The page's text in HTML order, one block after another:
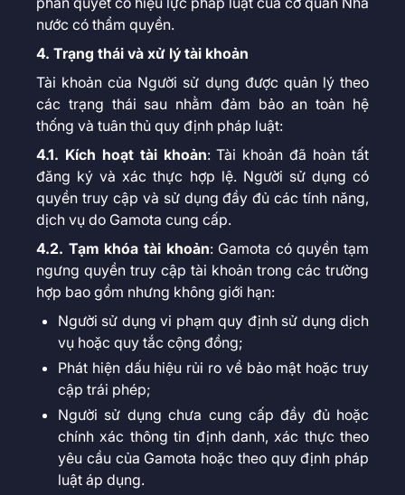
nước có thẩm quyền.
4. Trạng thái và xử lý tài khoản
Tài khoản của Người sử dụng được quản lý theo
các trạng thái sau nhằm đảm bảo an toàn hệ
thống và tuân thủ quy định pháp luật:
4.1. Kích hoạt tài khoản: Tài khoản đã hoàn tất
đăng ký và xác thực hợp lệ. Người sử dụng có
quyền truy cập và sử dụng đầy đủ các tính năng,
dịch vụ do Gamota cung cấp.
4.2. Tạm khóa tài khoản: Gamota có quyền tạm
ngưng quyền truy cập tài khoản trong các trường
hợp bao gồm nhưng không giới hạn:
Người sử dụng vi phạm quy định sử dụng dịch
vụ hoặc quy tắc cộng đồng;
Phát hiện dấu hiệu rủi ro về bảo mật hoặc truy
cập trái phép;
Người sử dụng chưa cung cấp đầy đủ hoặc
chính xác thông tin định danh, xác thực theo
yêu cầu của Gamota hoặc theo quy định pháp
luật áp dụng.